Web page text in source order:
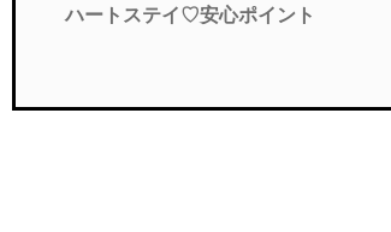
ハートステイ♡安心ポイント